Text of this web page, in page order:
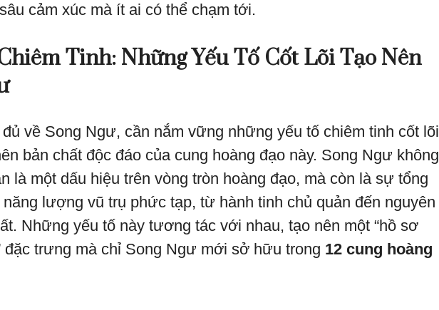
cảm xúc mà ít ai có thể chạm tới.
Tinh: Những Yếu Tố Cốt Lõi Tạo Nên
về Song Ngư, cần nắm vững những yếu tố chiêm tinh cốt lõi
bản chất độc đáo của cung hoàng đạo này. Song Ngư không
là một dấu hiệu trên vòng tròn hoàng đạo, mà còn là sự tổng
năng lượng vũ trụ phức tạp, từ hành tinh chủ quản đến nguyên
Những yếu tố này tương tác với nhau, tạo nên một “hồ sơ
đặc trưng mà chỉ Song Ngư mới sở hữu trong 12 cung hoàng